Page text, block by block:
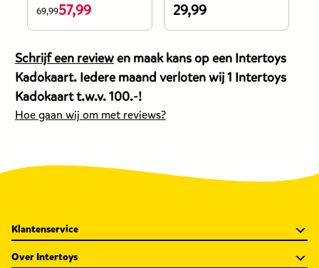
De
prijs
dit
products
is
57,99
prijs
euro.
69,9957,99
De
prijs
van
dit
product
29,99
Schrijf een reviewen maak kans op een Intertoys
Kadokaart. Iedere maand verloten wij 1 Intertoys
Kadokaart t.w.v. 100.-!
Hoe gaan wij om met reviews?
Klantenservice
Over Intertoys